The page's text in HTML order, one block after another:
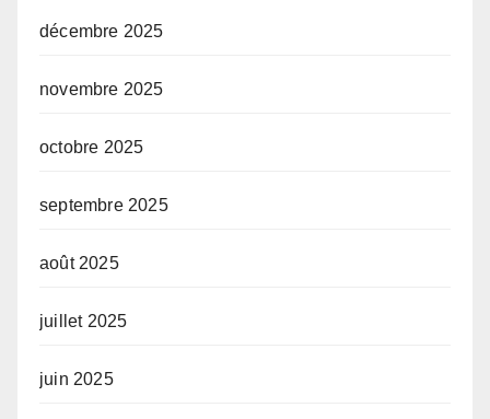
décembre 2025
novembre 2025
octobre 2025
septembre 2025
août 2025
juillet 2025
juin 2025